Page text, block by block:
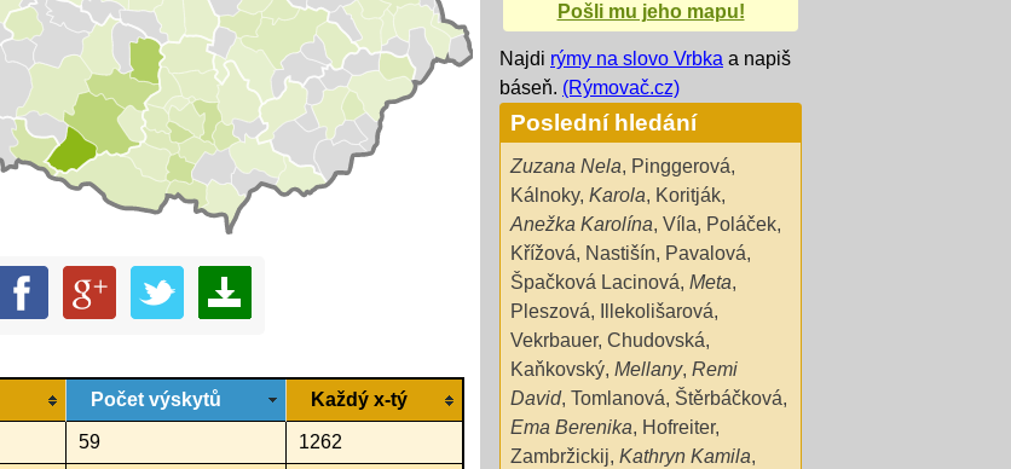
Počet výskytů Každý x-tý
59 1262
Pošli mu jeho mapu!
Najdi rýmy na slovo Vrbka a napiš
báseň. (Rýmovač.cz)
Poslední hledání
Zuzana Nela, Pinggerová,
Kálnoky, Karola, Koritják,
Anežka Karolína, Víla, Poláček,
Křížová, Nastišín, Pavalová,
Špačková Lacinová, Meta,
Pleszová, Illekolišarová,
Vekrbauer, Chudovská,
Kaňkovský, Mellany, Remi
David, Tomlanová, Štěrbáčková,
Ema Berenika, Hofreiter,
Zambržickij, Kathryn Kamila,